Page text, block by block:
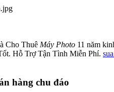
Cho Thuê Máy Photo 11 năm
Hỗ Trợ Tận Tình Miễn Phí.
hàng chu đáo​